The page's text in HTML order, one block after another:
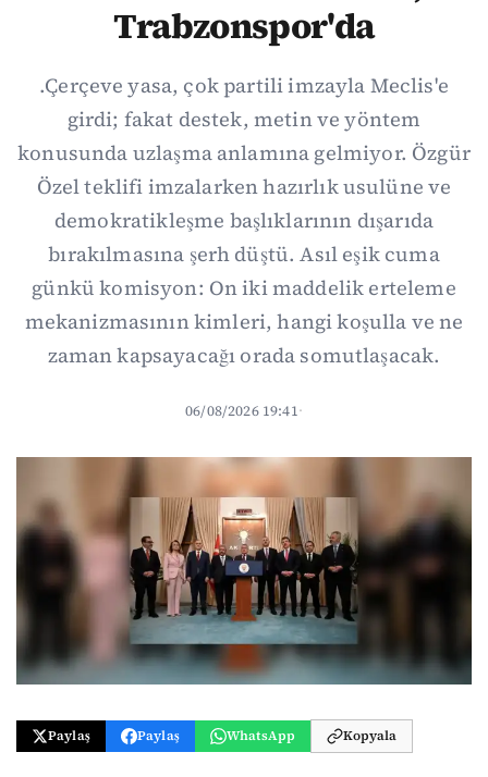
Trabzonspor'da
.Çerçeve yasa, çok partili imzayla Meclis'e
girdi; fakat destek, metin ve yöntem
konusunda uzlaşma anlamına gelmiyor. Özgür
Özel teklifi imzalarken hazırlık usulüne ve
demokratikleşme başlıklarının dışarıda
bırakılmasına şerh düştü. Asıl eşik cuma
günkü komisyon: On iki maddelik erteleme
mekanizmasının kimleri, hangi koşulla ve ne
zaman kapsayacağı orada somutlaşacak.
06/08/2026 19:41·
Paylaş Paylaş WhatsApp Kopyala